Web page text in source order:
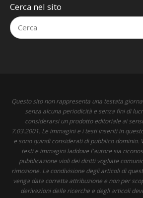
Cerca nel sito
Questo sito non rappresenta una testata
senza alcuna periodicità e senza fini di
considerarsi un prodotto editoriale ai
7.03.2001. Le immagini e i testi inseriti in
e sono quindi considerati di pubblico dominio.
testi e immagini laddove l'autore sia
pubblicazione violi dei diritti vogliate
rimozione. La condivisione degli articoli di
venga data corretta attribuzione e non per
derivazioni delle ricerche e degli articoli